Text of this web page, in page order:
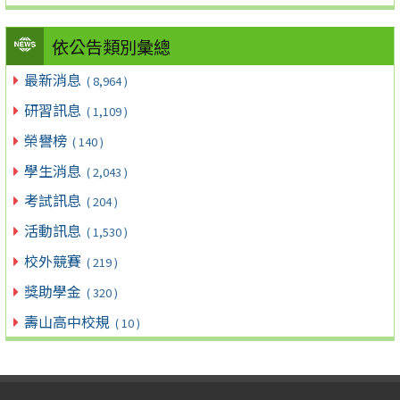
依公告類別彙總
最新消息 ( 8,964 )
研習訊息 ( 1,109 )
榮譽榜 ( 140 )
學生消息 ( 2,043 )
考試訊息 ( 204 )
活動訊息 ( 1,530 )
校外競賽 ( 219 )
獎助學金 ( 320 )
壽山高中校規 ( 10 )